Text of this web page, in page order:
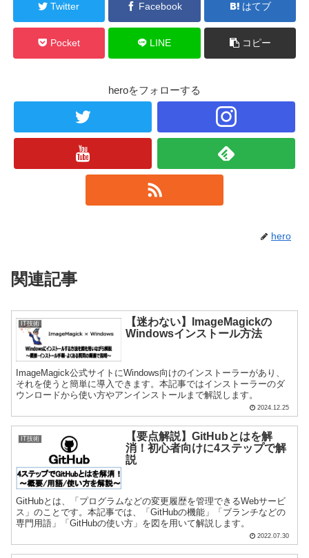
Twitter Facebook はてブ
Pocket LINE コピー
heroをフォローする
hero
関連記事
IT技術
【迷わない】ImageMagickの
Windowsインストール方法
ImageMagick公式サイトにWindows向けのインストーラーがあり、
それを使うと簡単に導入できます。本記事ではインストーラーのダ
ウンロードから使い方やアンインストールまで解説します。
2024.12.25
IT技術
【要点解説】GitHubとはを解
消！初心者向けに4ステップで解
説
GitHubとは、「プログラムなどの変更履歴を管理できるWebサービ
ス」のことです。本記事では、「GitHubの機能」「ブランチなどの
専門用語」「GitHubの使い方」を図を用いて解説します。
2022.07.30